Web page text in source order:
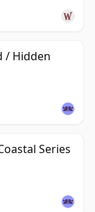
/ Hidden
Series